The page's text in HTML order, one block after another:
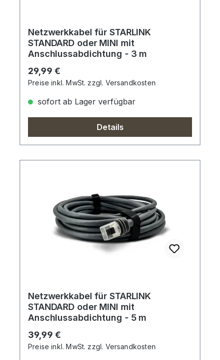
Netzwerkkabel für STARLINK
STANDARD oder MINI mit
Anschlussabdichtung - 3 m
Regulärer Preis:
29,99 €
Preise inkl. MwSt. zzgl. Versandkosten
sofort ab Lager verfügbar
Details
Netzwerkkabel für STARLINK
STANDARD oder MINI mit
Anschlussabdichtung - 5 m
Regulärer Preis:
39,99 €
Preise inkl. MwSt. zzgl. Versandkosten